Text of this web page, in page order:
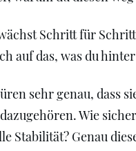
Schritt für
auf das, was du
sehr genau, dass
Wie
Stabilität? Genau